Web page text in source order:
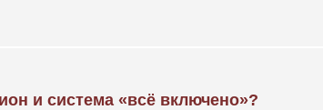
и система «всё включено»?